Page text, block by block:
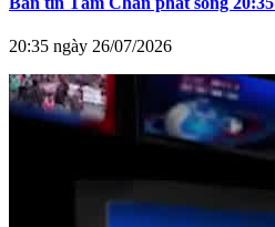
20:35 ngày 26/07/2026